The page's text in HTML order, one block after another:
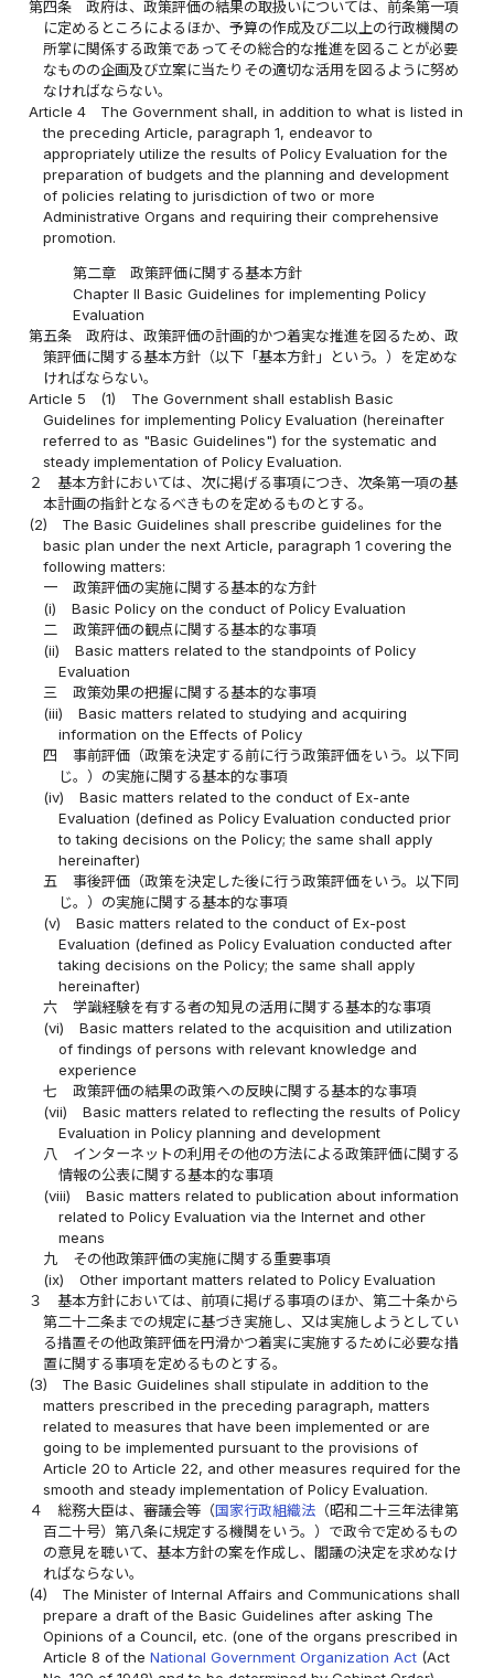
第四条
政府は、政策評価の結果の取扱いについては、前条第一項
に定めるところによるほか、予算の作成及び二以上の行政機関の
所掌に関係する政策であってその総合的な推進を図ることが必要
なものの企画及び立案に当たりその適切な活用を図るように努め
なければならない。
Article 4
The Government shall, in addition to what is listed in
the preceding Article, paragraph 1, endeavor to
appropriately utilize the results of Policy Evaluation for the
preparation of budgets and the planning and development
of policies relating to jurisdiction of two or more
Administrative Organs and requiring their comprehensive
promotion.
第二章 政策評価に関する基本方針
Chapter II Basic Guidelines for implementing Policy
Evaluation
第五条
政府は、政策評価の計画的かつ着実な推進を図るため、政
策評価に関する基本方針（以下「基本方針」という。）を定めな
ければならない。
Article 5
(1)
The Government shall establish Basic
Guidelines for implementing Policy Evaluation (hereinafter
referred to as "Basic Guidelines") for the systematic and
steady implementation of Policy Evaluation.
２
基本方針においては、次に掲げる事項につき、次条第一項の基
本計画の指針となるべきものを定めるものとする。
(2)
The Basic Guidelines shall prescribe guidelines for the
basic plan under the next Article, paragraph 1 covering the
following matters:
一
政策評価の実施に関する基本的な方針
(i)
Basic Policy on the conduct of Policy Evaluation
二
政策評価の観点に関する基本的な事項
(ii)
Basic matters related to the standpoints of Policy
Evaluation
三
政策効果の把握に関する基本的な事項
(iii)
Basic matters related to studying and acquiring
information on the Effects of Policy
四
事前評価（政策を決定する前に行う政策評価をいう。以下同
じ。）の実施に関する基本的な事項
(iv)
Basic matters related to the conduct of Ex-ante
Evaluation (defined as Policy Evaluation conducted prior
to taking decisions on the Policy; the same shall apply
hereinafter)
五
事後評価（政策を決定した後に行う政策評価をいう。以下同
じ。）の実施に関する基本的な事項
(v)
Basic matters related to the conduct of Ex-post
Evaluation (defined as Policy Evaluation conducted after
taking decisions on the Policy; the same shall apply
hereinafter)
六
学識経験を有する者の知見の活用に関する基本的な事項
(vi)
Basic matters related to the acquisition and utilization
of findings of persons with relevant knowledge and
experience
七
政策評価の結果の政策への反映に関する基本的な事項
(vii)
Basic matters related to reflecting the results of Policy
Evaluation in Policy planning and development
八
インターネットの利用その他の方法による政策評価に関する
情報の公表に関する基本的な事項
(viii)
Basic matters related to publication about information
related to Policy Evaluation via the Internet and other
means
九
その他政策評価の実施に関する重要事項
(ix)
Other important matters related to Policy Evaluation
３
基本方針においては、前項に掲げる事項のほか、第二十条から
第二十二条までの規定に基づき実施し、又は実施しようとしてい
る措置その他政策評価を円滑かつ着実に実施するために必要な措
置に関する事項を定めるものとする。
(3)
The Basic Guidelines shall stipulate in addition to the
matters prescribed in the preceding paragraph, matters
related to measures that have been implemented or are
going to be implemented pursuant to the provisions of
Article 20 to Article 22, and other measures required for the
smooth and steady implementation of Policy Evaluation.
４
総務大臣は、審議会等（国家行政組織法 （昭和二十三年法律第
百二十号）第八条に規定する機関をいう。）で政令で定めるもの
の意見を聴いて、基本方針の案を作成し、閣議の決定を求めなけ
ればならない。
(4)
The Minister of Internal Affairs and Communications shall
prepare a draft of the Basic Guidelines after asking The
Opinions of a Council, etc. (one of the organs prescribed in
Article 8 of theNational Government Organization Act (Act